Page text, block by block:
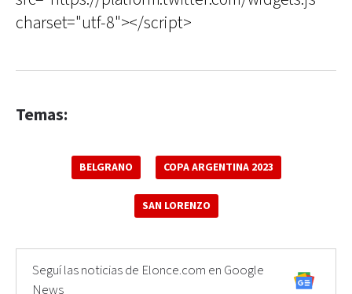
charset="utf-8"></script>
Temas:
BELGRANO COPA ARGENTINA 2023
SAN LORENZO
Seguí las noticias de Elonce.com en Google
News